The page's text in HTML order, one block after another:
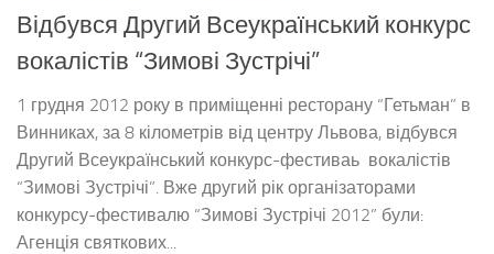
Відбувся Другий Всеукраїнський конкурс
вокалістів “Зимові Зустрічі”
1 грудня 2012 року в приміщенні ресторану “Гетьман” в
Винниках, за 8 кілометрів від центру Львова, відбувся
Другий Всеукраїнський конкурс-фестиваь вокалістів
“Зимові Зустрічі”. Вже другий рік організаторами
конкурсу-фестивалю “Зимові Зустрічі 2012” були:
Агенція святкових...